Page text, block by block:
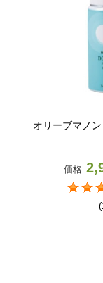
オリーブマノ
価格